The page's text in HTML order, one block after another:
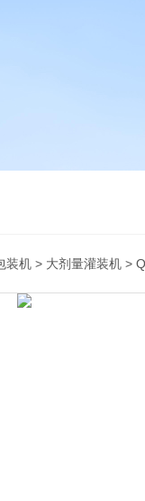
装机 > 大剂量灌装机 >